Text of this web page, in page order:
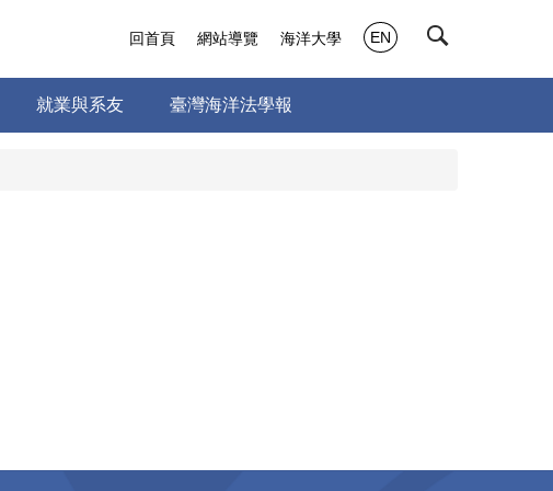
就業與系友 臺灣海洋法學報
回首頁 網站導覽 海洋大學 EN